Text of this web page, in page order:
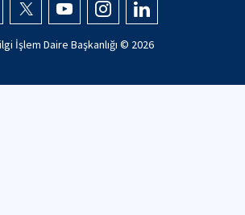
İşlem Daire Başkanlığı © 2026